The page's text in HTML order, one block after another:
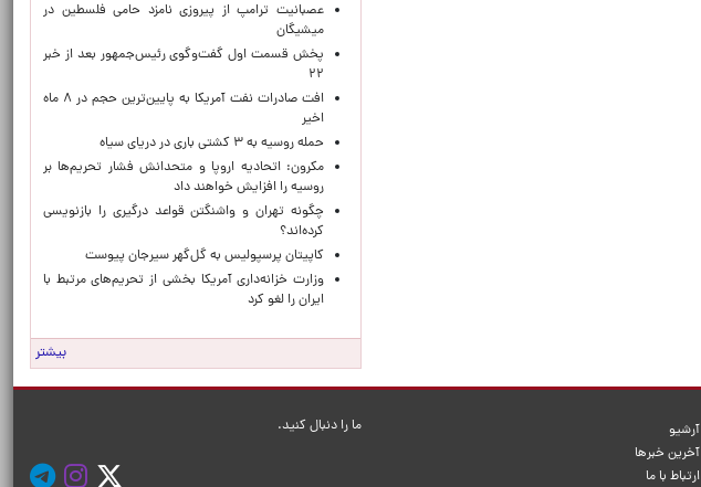
عصبانیت ترامپ از پیروزی نامزد حامی فلسطین در
میشیگان
پخش قسمت اول گفت‌وگوی رئیس‌جمهور بعد از خبر
۲۲
افت صادرات نفت آمریکا به پایین‌ترین حجم در ۸ ماه
اخیر
حمله روسیه به ۳ کشتی باری در دریای سیاه
مکرون: اتحادیه اروپا و متحدانش فشار تحریم‌ها بر
روسیه را افزایش خواهند داد
چگونه تهران و واشنگتن قواعد درگیری را بازنویسی
کرده‌اند؟
کاپیتان پرسپولیس به گل‌گهر سیرجان پیوست
وزارت خزانه‌داری آمریکا بخشی از تحریم‌های مرتبط با
ایران را لغو کرد
بیشتر
آرشیو
آخرین خبرها
ارتباط با ما
ما را دنبال کنید.